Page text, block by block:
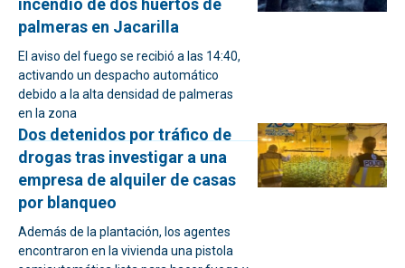
incendio de dos huertos de
palmeras en Jacarilla
El aviso del fuego se recibió a las 14:40,
activando un despacho automático
debido a la alta densidad de palmeras
en la zona
Dos detenidos por tráfico de
drogas tras investigar a una
empresa de alquiler de casas
por blanqueo
Además de la plantación, los agentes
encontraron en la vivienda una pistola